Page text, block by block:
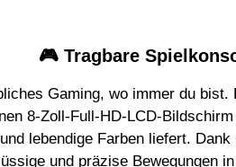
🎮 Tragbare
Gaming, wo immer du bist.
8-Zoll-Full-HD-LCD-
lebendige Farben liefert.
und präzise Bewegungen